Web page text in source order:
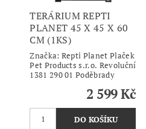
TERÁRIUM REPTI
PLANET 45 X 45 X 60
CM (1KS)
Značka: Repti Planet Plaček
Pet Products s.r.o. Revoluční
1381 290 01 Poděbrady
2 599 Kč